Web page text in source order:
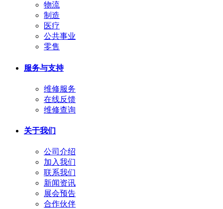
物流
制造
医疗
公共事业
零售
服务与支持
维修服务
在线反馈
维修查询
关于我们
公司介绍
加入我们
联系我们
新闻资讯
展会预告
合作伙伴